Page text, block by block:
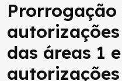
Prorrogação
das áreas 1